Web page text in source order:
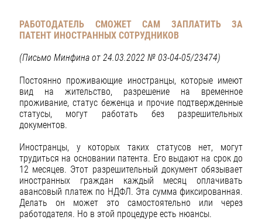
РАБОТОДАТЕЛЬ СМОЖЕТ САМ ЗАПЛАТИТЬ ЗА
ПАТЕНТ ИНОСТРАННЫХ СОТРУДНИКОВ
(Письмо Минфина от 24.03.2022 № 03-04-05/23474)
Постоянно проживающие иностранцы, которые имеют
вид на жительство, разрешение на временное
проживание, статус беженца и прочие подтвержденные
статусы, могут работать без разрешительных
документов.
Иностранцы, у которых таких статусов нет, могут
трудиться на основании патента. Его выдают на срок до
12 месяцев. Этот разрешительный документ обязывает
иностранных граждан каждый месяц оплачивать
авансовый платеж по НДФЛ. Эта сумма фиксированная.
Делать он может это самостоятельно или через
работодателя. Но в этой процедуре есть нюансы.